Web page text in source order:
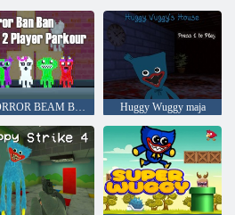
HORROR BEAM BEEM 1 2 Player Parkour Huggy Wuggy maja